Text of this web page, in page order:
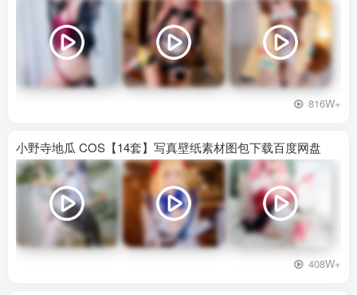
816W+
小野寺地瓜 COS【14套】写真壁纸素材图包下载百度网盘
408W+